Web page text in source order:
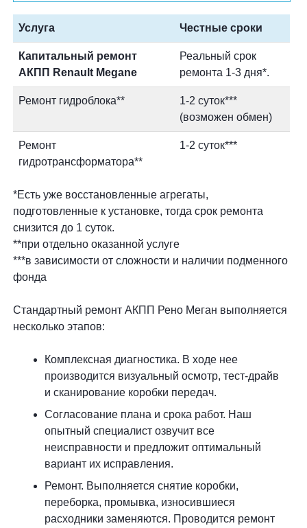
Услуга Честные сроки
Капитальный ремонт
АКПП Renault Megane
Реальный срок
ремонта 1-3 дня*.
Ремонт гидроблока**
1-2 суток***
(возможен обмен)
Ремонт
гидротрансформатора**
1-2 суток***
*Есть уже восстановленные агрегаты,
подготовленные к установке, тогда срок ремонта
снизится до 1 суток.
**при отдельно оказанной услуге
***в зависимости от сложности и наличии подменного
фонда
Стандартный ремонт АКПП Рено Меган выполняется
несколько этапов:
Комплексная диагностика. В ходе нее
производится визуальный осмотр, тест-драйв
и сканирование коробки передач.
Согласование плана и срока работ. Наш
опытный специалист озвучит все
неисправности и предложит оптимальный
вариант их исправления.
Ремонт. Выполняется снятие коробки,
переборка, промывка, износившиеся
расходники заменяются. Проводится ремонт